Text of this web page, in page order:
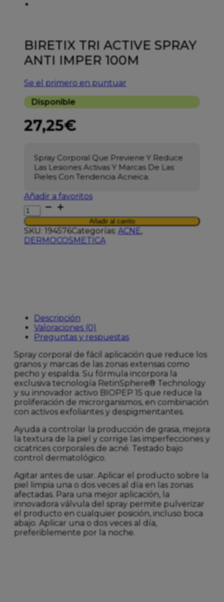
BIRETIX TRI ACTIVE SPRAY
ANTI IMPER 100M
Se el primero en puntuar
Disponible
27,25€
Spray Corporal Que Previene Y Reduce
Las Lesiones Activas Y Marcas De Las
Pieles Con Tendencia Acneica.
Añadir a favoritos
BIRETIX
TRI
ACTIVE
SPRAY
ANTI
Añadir al carrito
SKU: 194576Categorías: ACNE,
DERMOCOSMETICA
Descripción
Valoraciones (0)
Preguntas y respuestas
Spray corporal de fácil aplicación que reduce los
granos y marcas de las zonas extensas como
pecho y espalda. Su fórmula incorpora la
exclusiva tecnología RetinSphere® Technology
y su innovador activo BIOPEP 15 que reduce la
proliferación de microrganismos, en combinación
con activos exfoliantes y despigmentantes.
Ayuda a controlar la producción de grasa, mejora
la textura de la piel y corrige las imperfecciones y
cicatrices corporales de acné. Testado bajo
control dermatológico.
Agitar antes de usar. Aplicar el producto sobre la
piel limpia una o dos veces al día en las zonas
afectadas. Para una mejor aplicación, la
innovadora válvula del spray permite pulverizar
el producto en cualquier posición, incluso boca
abajo. Aplicar una o dos veces al día,
preferiblemente por la noche.